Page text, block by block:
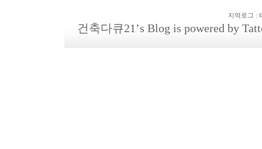
지역로그 :
건축다큐21 ’s Blog is powered by